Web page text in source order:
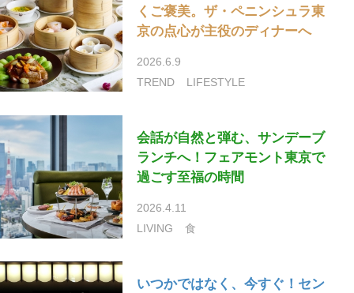
くご褒美。ザ・ペニンシュラ東
京の点心が主役のディナーへ
2026.6.9
TREND
LIFESTYLE
会話が自然と弾む、サンデーブ
ランチへ！フェアモント東京で
過ごす至福の時間
2026.4.11
LIVING
食
いつかではなく、今すぐ！セン